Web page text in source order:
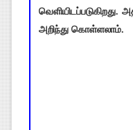
அறிந்து கொள்ளலாம்.